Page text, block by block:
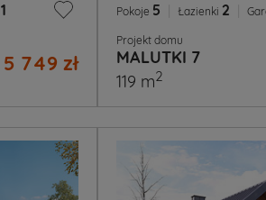
1
5 749 zł
Pokoje 5 Łazienki 2
Projekt domu
MALUTKI 7
119 m2